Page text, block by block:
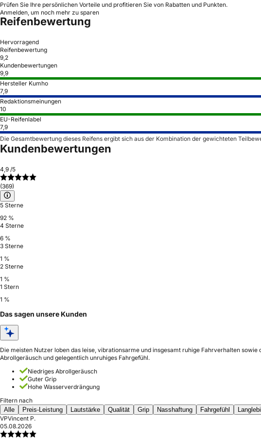
Prüfen Sie Ihre persönlichen Vorteile und profitieren Sie von Rabatten und Punkten.
Anmelden, um noch mehr zu sparen
Reifenbewertung
Hervorragend
Reifenbewertung
9,2
Kundenbewertungen
9,9
Hersteller Kumho
7,9
Redaktionsmeinungen
10
EU-Reifenlabel
7,9
Die Gesamtbewertung dieses Reifens ergibt sich aus der Kombination der gewichteten
Kundenbewertungen
4,9 /5
(369)
5 Sterne
92 %
4 Sterne
6 %
3 Sterne
1 %
2 Sterne
1 %
1 Stern
1 %
Das sagen unsere Kunden
Die meisten Nutzer loben das leise, vibrationsarme und insgesamt ruhige Fahrverhalten
Abrollgeräusch und gelegentlich unruhiges Fahrgefühl.
Niedriges Abrollgeräusch
Guter Grip
Hohe Wasserverdrängung
Filtern nach
Alle
Preis-Leistung Lautstärke Qualität Grip Nasshaftung Fahrgefühl
VPVincent P.
05.08.2026